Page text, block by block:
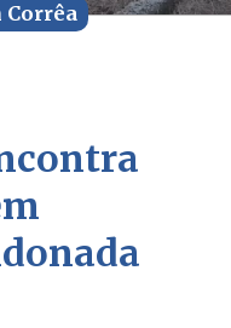
Corrêa
Corrêa